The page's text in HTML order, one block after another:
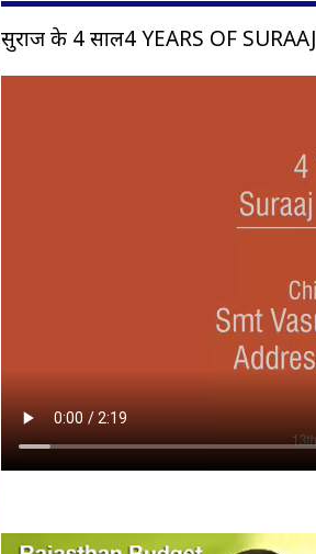
सुराज के 4 साल4 YEARS OF SURAAJ